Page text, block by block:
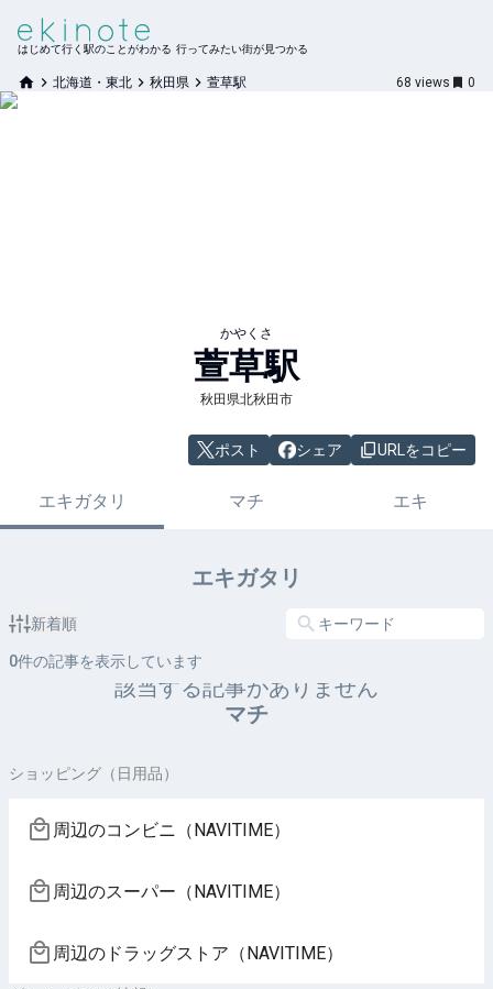
はじめて行く駅のことがわかる 行ってみたい街が見つかる
北海道・東北 秋田県 萱草駅 68 views 0
かやくさ
萱草駅
秋田県北秋田市
ポスト シェア URLをコピー
エキガタリ マチ エキ
エキガタリ
新着順
0件の記事を表示しています
該当する記事がありません
マチ
ショッピング（日用品）
周辺のコンビニ（NAVITIME）
周辺のスーパー（NAVITIME）
周辺のドラッグストア（NAVITIME）